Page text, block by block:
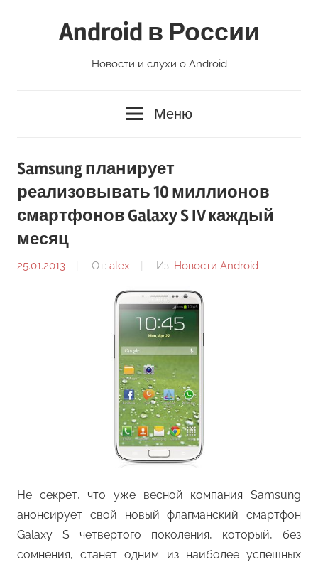
Android в России
Новости и слухи о Android
Меню
Samsung планирует
реализовывать 10 миллионов
смартфонов Galaxy S IV каждый
месяц
25.01.2013 От: alex Из: Новости Android
Не секрет, что уже весной компания Samsung
анонсирует свой новый флагманский смартфон
Galaxy S четвертого поколения, который, без
сомнения, станет одним из наиболее успешных